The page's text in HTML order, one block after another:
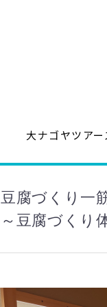
大ナゴヤツアー
豆腐づくり一
～豆腐づくり